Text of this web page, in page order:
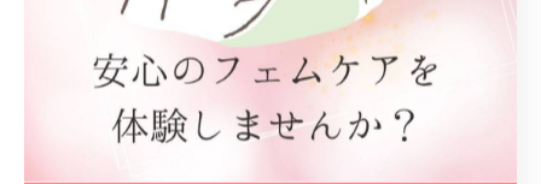
フェムケア
尿漏れ
頻尿